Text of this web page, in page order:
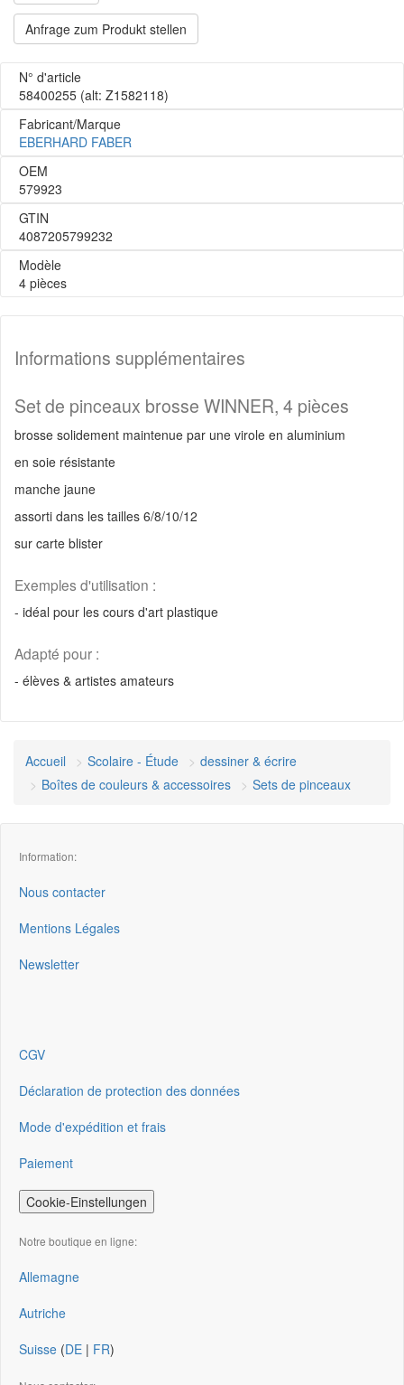
Anfrage zum Produkt stellen
N° d'article
58400255 (alt: Z1582118)
Fabricant/Marque
EBERHARD FABER
OEM
579923
GTIN
4087205799232
Modèle
4 pièces
Informations supplémentaires
Set de pinceaux brosse WINNER, 4 pièces
brosse solidement maintenue par une virole en aluminium
en soie résistante
manche jaune
assorti dans les tailles 6/8/10/12
sur carte blister
Exemples d'utilisation :
- idéal pour les cours d'art plastique
Adapté pour :
- élèves & artistes amateurs
Accueil Scolaire - Étude
dessiner & écrire
Boîtes de couleurs & accessoires
Sets de pinceaux
Information:
Nous contacter
Mentions Légales
Newsletter
CGV
Déclaration de protection des données
Mode d'expédition et frais
Paiement
Cookie-Einstellungen
Notre boutique en ligne:
Allemagne
Autriche
Suisse (DE | FR)